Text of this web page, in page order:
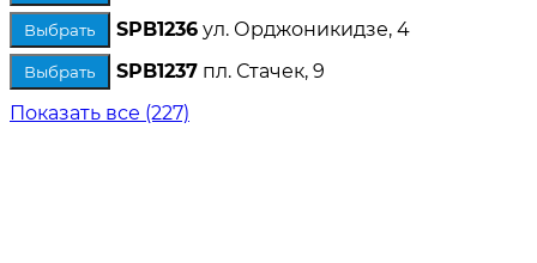
Выбрать SPB1236 ул. Орджоникидзе, 4
Выбрать SPB1237 пл. Стачек, 9
Показать все (227)